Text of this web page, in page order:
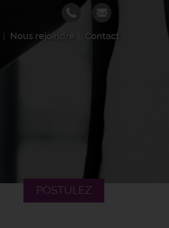
Nous rejoindre Contact
POSTULEZ